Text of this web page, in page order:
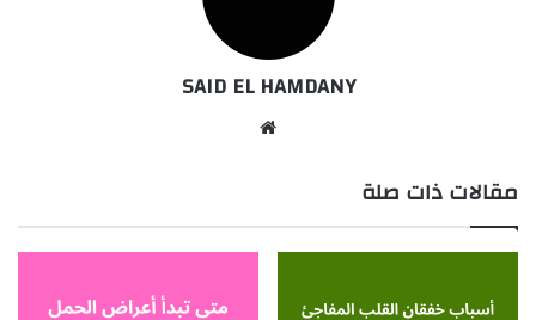
SAID EL HAMDANY
مقالات ذات صلة